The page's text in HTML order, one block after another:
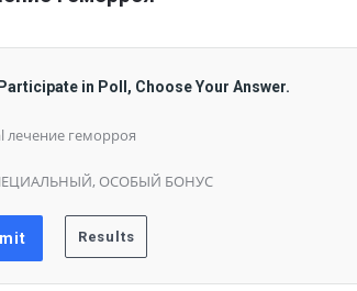
in Poll, Choose Your Answer.
лечение геморроя
ОСОБЫЙ БОНУС